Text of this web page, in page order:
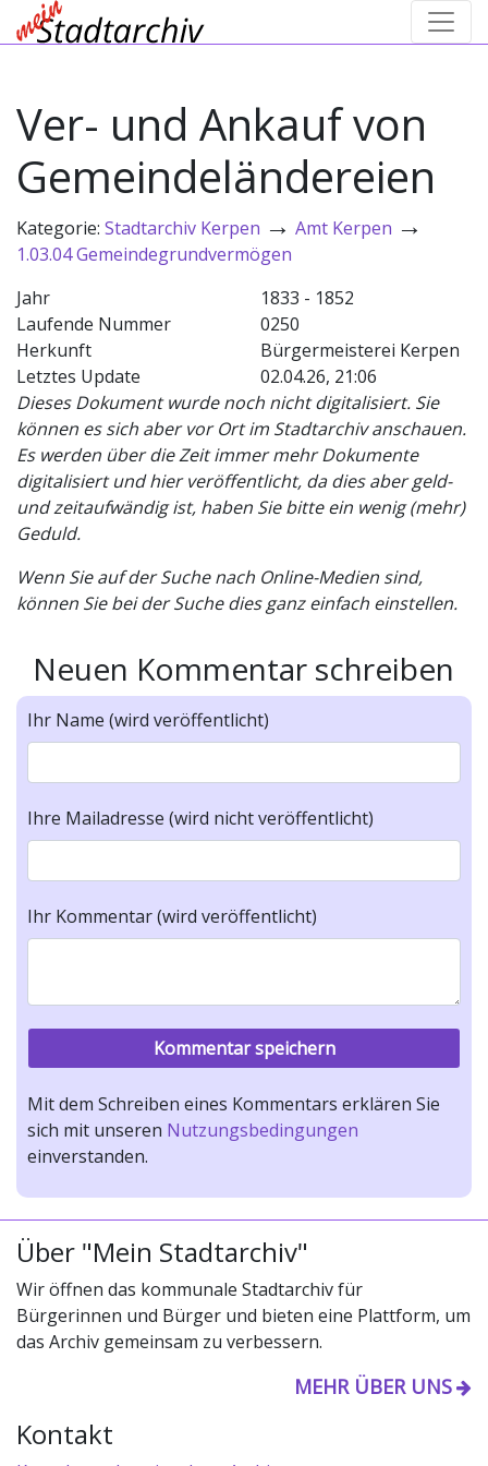
Ver- und Ankauf von
Gemeindeländereien
Kategorie: Stadtarchiv Kerpen → Amt Kerpen →
1.03.04 Gemeindegrundvermögen
Jahr
1833 - 1852
Laufende Nummer
0250
Herkunft
Bürgermeisterei Kerpen
Letztes Update
02.04.26, 21:06
Dieses Dokument wurde noch nicht digitalisiert. Sie
können es sich aber vor Ort im Stadtarchiv anschauen.
Es werden über die Zeit immer mehr Dokumente
digitalisiert und hier veröffentlicht, da dies aber geld-
und zeitaufwändig ist, haben Sie bitte ein wenig (mehr)
Geduld.
Wenn Sie auf der Suche nach Online-Medien sind,
können Sie bei der Suche dies ganz einfach einstellen.
Neuen Kommentar schreiben
Ihr Name (wird veröffentlicht)
Ihre Mailadresse (wird nicht veröffentlicht)
Ihr Kommentar (wird veröffentlicht)
Mit dem Schreiben eines Kommentars erklären Sie
sich mit unseren Nutzungsbedingungen
einverstanden.
Über "Mein Stadtarchiv"
Wir öffnen das kommunale Stadtarchiv für
Bürgerinnen und Bürger und bieten eine Plattform, um
das Archiv gemeinsam zu verbessern.
MEHR ÜBER UNS
Kontakt